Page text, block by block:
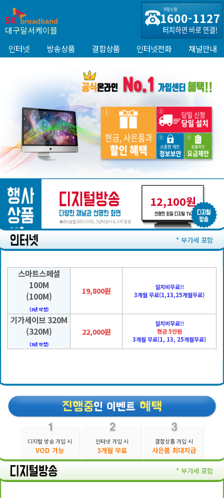
대구달서케이블
1600-1127
인터넷 방송상품 결합상품 인터넷전화 채널안내
12,100원
♣Btv알뜰100(UHD), 3년약정시 & VAT포함
* 부가세 포함
스마트스페셜
100M
(100M)
(3년 약정)
19,800원
설치비무료!!
3개월 무료(1,13,25개월무료)
기가세이브 320M
(320M)
(3년 약정)
22,000원
설치비무료!!
현금 5만원
3개월 무료(1, 13, 25개월무료)
디지털 방송 가입 시
VOD 가능
인터넷 가입 시
3개월 무료
결합상품 가입 시
사은품 최대지급
* 부가세 포함